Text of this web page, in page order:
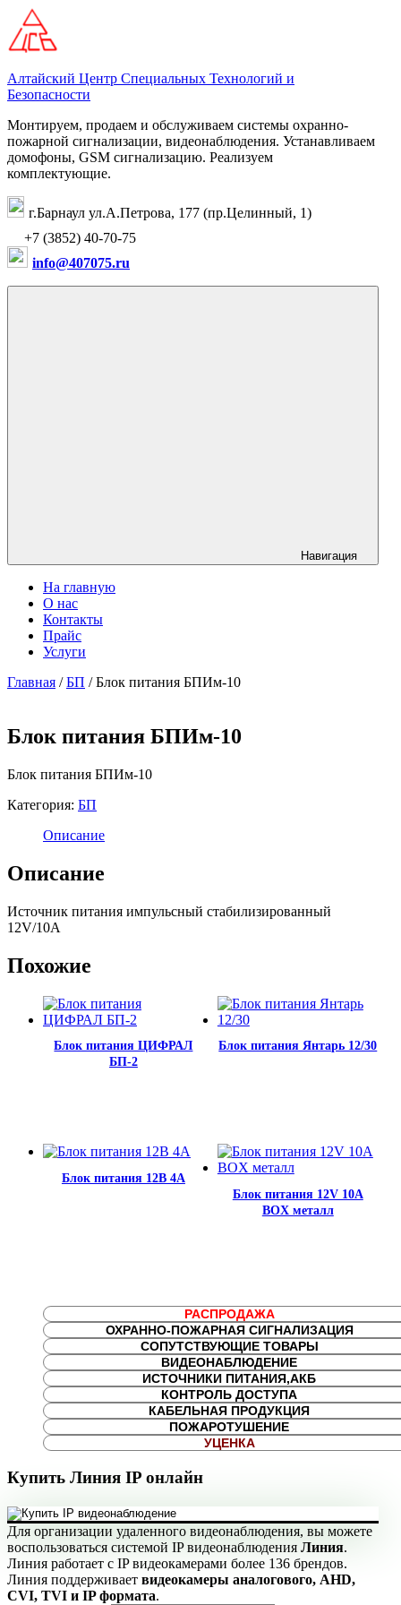
Перейти
содержимому
Алтайский Центр Специальных Технологий и
Безопасности
Монтируем, продаем и обслуживаем системы охранно-
пожарной сигнализации, видеонаблюдения. Устанавливаем
домофоны, GSM сигнализацию. Реализуем
комплектующие.
г.Барнаул ул.А.Петрова, 177 (пр.Целинный, 1)
+7 (3852) 40-70-75
info@407075.ru
Навигация
На главную
О нас
Контакты
Прайс
Услуги
Главная /БП / Блок питания БПИм-10
Блок питания БПИм-10
Блок питания БПИм-10
Категория: БП
Описание
Описание
Источник питания импульсный стабилизированный
12V/10А
Похожие
Блок питания ЦИФРАЛ
БП-2
Блок питания Янтарь 12/30
Блок питания 12В 4А
Блок питания 12V 10A
BOX металл
РАСПРОДАЖА
ОХРАННО-ПОЖАРНАЯ СИГНАЛИЗАЦИЯ
СОПУТСТВУЮЩИЕ ТОВАРЫ
ВИДЕОНАБЛЮДЕНИЕ
ИСТОЧНИКИ ПИТАНИЯ,АКБ
КОНТРОЛЬ ДОСТУПА
КАБЕЛЬНАЯ ПРОДУКЦИЯ
ПОЖАРОТУШЕНИЕ
УЦЕНКА
Купить Линия IP онлайн
Для организации удаленного видеонаблюдения, вы можете
воспользоваться системой IP видеонаблюдения Линия.
Линия работает с IP видеокамерами более 136 брендов.
Линия поддерживает видеокамеры аналогового, AHD,
CVI, TVI и IP формата.